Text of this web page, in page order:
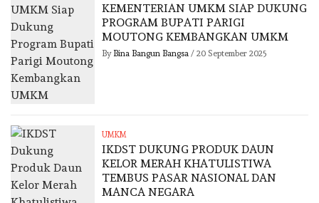
KEMENTERIAN UMKM SIAP DUKUNG
PROGRAM BUPATI PARIGI
MOUTONG KEMBANGKAN UMKM
By Bina Bangun Bangsa/ 20 September 2025
UMKM
IKDST DUKUNG PRODUK DAUN
KELOR MERAH KHATULISTIWA
TEMBUS PASAR NASIONAL DAN
MANCA NEGARA